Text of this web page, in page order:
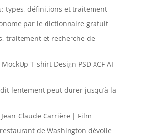
types, définitions et traitement
par le dictionnaire gratuit
traitement et recherche de
T-shirt Design PSD XCF AI
lentement peut durer jusqu’à la
Claude Carrière | Film
de Washington dévoile